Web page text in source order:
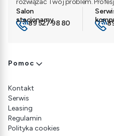
rozwiązać Twój problem.
89 527 98 80
Linki w stopce
Pomoc
Kontakt
Serwis
Leasing
Regulamin
Polityka cookies